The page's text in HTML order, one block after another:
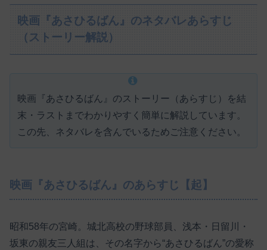
映画『あさひるばん』のネタバレあらすじ
（ストーリー解説）
映画『あさひるばん』のストーリー（あらすじ）を結
末・ラストまでわかりやすく簡単に解説しています。
この先、ネタバレを含んでいるためご注意ください。
映画『あさひるばん』のあらすじ【起】
昭和58年の宮崎。城北高校の野球部員、浅本・日留川・
坂東の親友三人組は、その名字から“あさひるばん”の愛称